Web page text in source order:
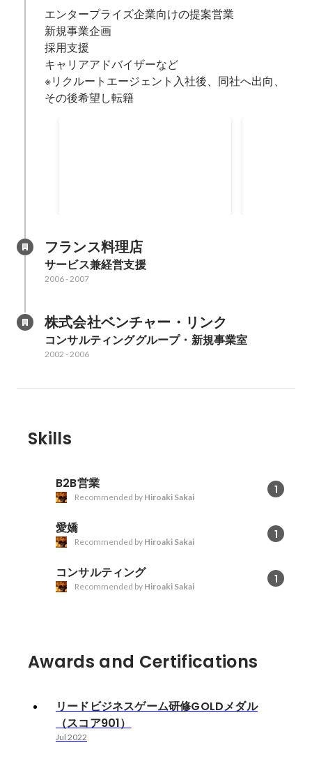
エンタープライズ企業向けの提案営業
新規事業企画
採用支援
キャリアアドバイザーなど
※リクルートエージェント入社後、同社へ出向、
その後希望し転籍
フランス料理店
サービス兼経営支援
2006-2007
株式会社ベンチャー・リンク
コンサルティンググループ・新規事業室
2002 -2006
Skills
B2B営業 1
Recommended by Hiroaki Sakai
愛嬌 1
Recommended by Hiroaki Sakai
コンサルティング 1
Recommended by Hiroaki Sakai
Awards and Certifications
リードビジネスゲーム研修GOLDメダル
（スコア901）
Jul 2022